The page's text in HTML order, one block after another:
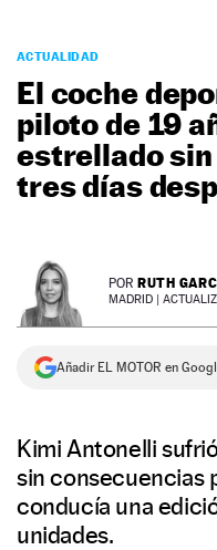
PODCAST
MOTOS
TECNOLOGÍA
SUPERCOCHES
MOTORTV
NEWSLETTER
ACTUALIDAD
El coche
piloto de 19
estrellado
tres días
POR RUTH
MADRID |
Añadir EL MOTOR en
Kimi Antonelli
sin consecuencias
conducía una
unidades.